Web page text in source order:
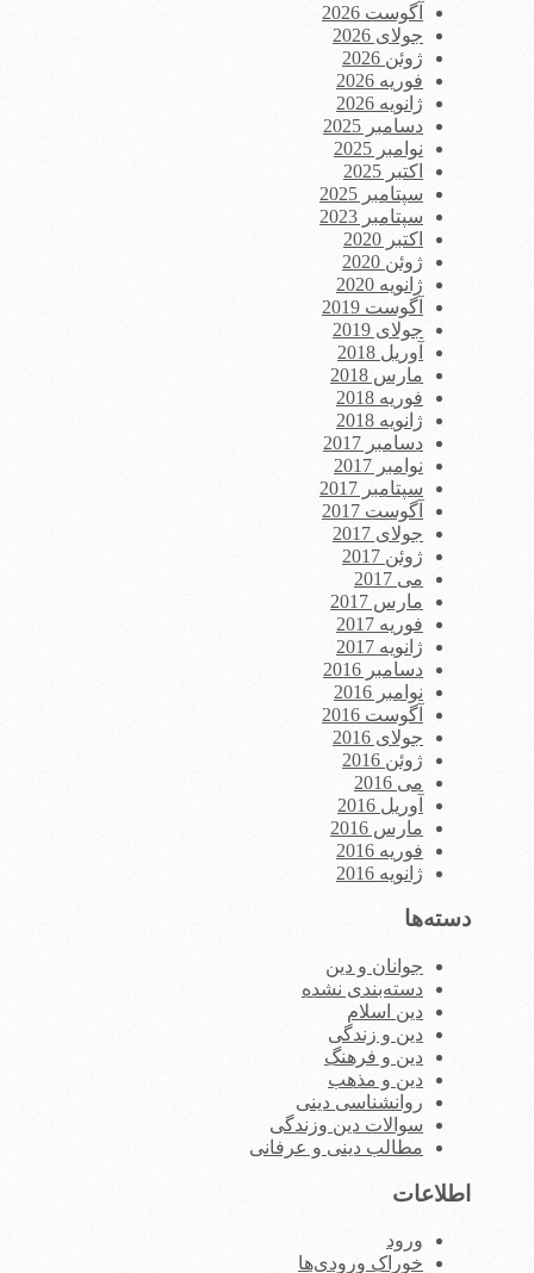
آگوست 2026
جولای 2026
ژوئن 2026
فوریه 2026
ژانویه 2026
دسامبر 2025
نوامبر 2025
اکتبر 2025
سپتامبر 2025
سپتامبر 2023
اکتبر 2020
ژوئن 2020
ژانویه 2020
آگوست 2019
جولای 2019
آوریل 2018
مارس 2018
فوریه 2018
ژانویه 2018
دسامبر 2017
نوامبر 2017
سپتامبر 2017
آگوست 2017
جولای 2017
ژوئن 2017
می 2017
مارس 2017
فوریه 2017
ژانویه 2017
دسامبر 2016
نوامبر 2016
آگوست 2016
جولای 2016
ژوئن 2016
می 2016
آوریل 2016
مارس 2016
فوریه 2016
ژانویه 2016
دسته‌ها
جوانان و دین
دسته‌بندی نشده
دین اسلام
دین و زندگی
دین و فرهنگ
دین و مذهب
روانشناسی دینی
سوالات دین وزندگی
مطالب دینی و عرفانی
اطلاعات
ورود
خوراک ورودی‌ها